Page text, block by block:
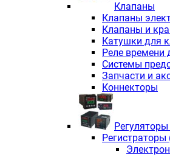
Клапаны
Клапаны
Клапаны и
Катушки для
Реле времени
Системы
Запчасти и
Коннекторы